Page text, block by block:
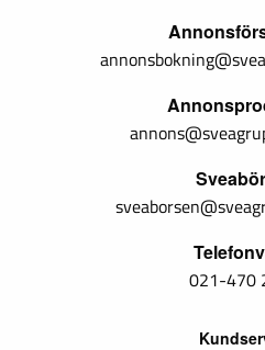
021-470